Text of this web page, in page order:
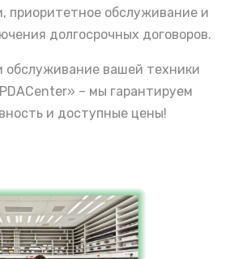
приоритетное обслуживание и
долгосрочных договоров.
обслуживание вашей техники
– мы гарантируем
и доступные цены!